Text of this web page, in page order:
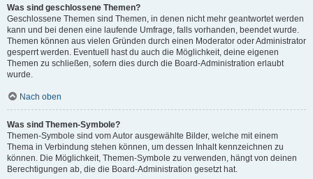
Was sind geschlossene Themen?
Geschlossene Themen sind Themen, in denen nicht mehr geantwortet werden
kann und bei denen eine laufende Umfrage, falls vorhanden, beendet wurde.
Themen können aus vielen Gründen durch einen Moderator oder Administrator
gesperrt werden. Eventuell hast du auch die Möglichkeit, deine eigenen
Themen zu schließen, sofern dies durch die Board-Administration erlaubt
wurde.
Nach oben
Was sind Themen-Symbole?
Themen-Symbole sind vom Autor ausgewählte Bilder, welche mit einem
Thema in Verbindung stehen können, um dessen Inhalt kennzeichnen zu
können. Die Möglichkeit, Themen-Symbole zu verwenden, hängt von deinen
Berechtigungen ab, die die Board-Administration gesetzt hat.